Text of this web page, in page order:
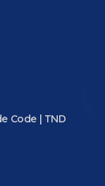
Code | TND